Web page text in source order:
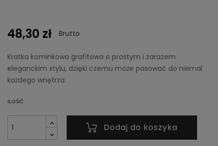
48,30 zł Brutto
Kratka kominkowa grafitowa o prostym i zarazem
eleganckim stylu, dzięki czemu może pasować do niemal
każdego wnętrza.
ILOŚĆ
Dodaj do koszyka